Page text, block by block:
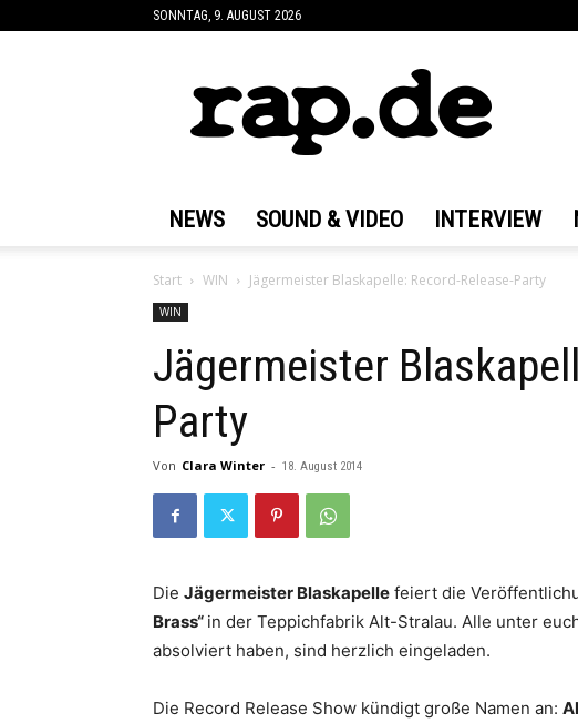
SONNTAG, 9. AUGUST 2026
NEWS SOUND & VIDEO INTERVIEW
Start WIN Jägermeister Blaskapelle: Record-Release-Party
WIN
Jägermeister
Party
Von Clara Winter - 18. August 2014
Die Jägermeister Blaskapelle feiert die
Brass“ in der Teppichfabrik Alt-Stralau. Alle unter
absolviert haben, sind herzlich eingeladen.
Die Record Release Show kündigt große Namen an: